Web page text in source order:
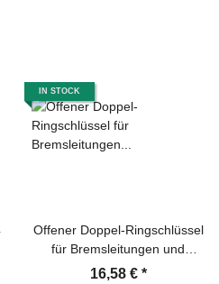
IN STOCK
Offener Doppel-Ringschlüssel
für Bremsleitungen und
Gelenke | SW 10 x 12 mm
16,58 € *